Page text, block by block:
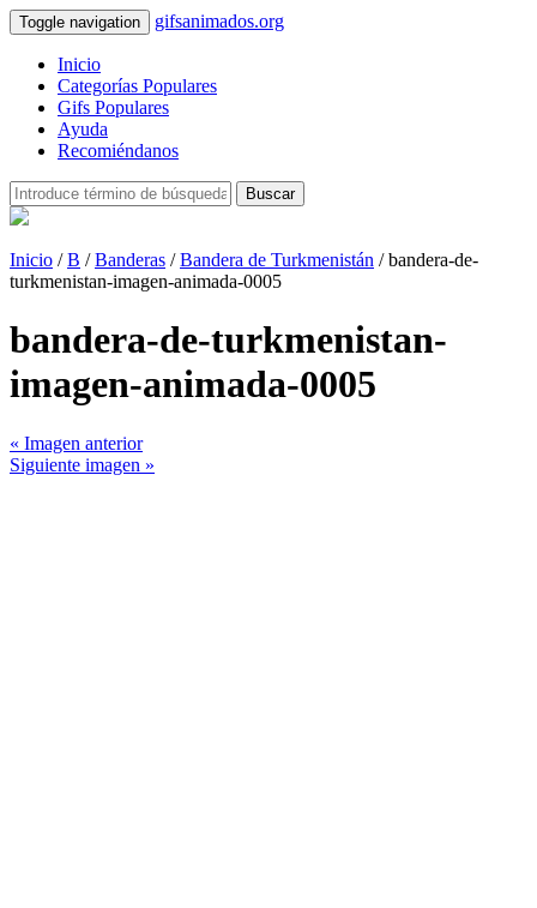
Toggle navigation gifsanimados.org
Inicio
Categorías Populares
Gifs Populares
Ayuda
Recomiéndanos
Buscar
Inicio /B /Banderas /Bandera de Turkmenistán / bandera-de-
turkmenistan-imagen-animada-0005
bandera-de-turkmenistan-
imagen-animada-0005
« Imagen anterior
Siguiente imagen »